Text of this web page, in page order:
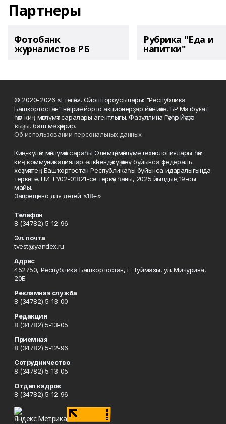
Партнеры
Фотобанк
журналистов РБ
Рубрика "Еда и
напитки"
© 2020-2026 «Етегән». Ойоштороусылары: "Республика
Башкортостан" нәшриәт йорто акционерҙар йәмғиәте, БР Матбуғат
һәм киң мәғлүмәт саралары агентлығы. Фазуллина Гәүһәр Йәүҙәт
ҡыҙы, баш мөхәррир.
Об использовании персональных данных
Киң-күләм мәғлүмәт сараһы Элемтә, мәғлүмәт технологиялары һәм
киң коммуникациялар өлкәһендә күҙәтеү буйынса федераль
хеҙмәттең Башҡортостан Республикаһы буйынса идаралығында
теркәлгән, ПИ ТУ02-01821-се теркәү һаны, 2025 йылдың 19-сы
майы.
Запрещено для детей «18+»
Телефон
8 (34782) 5-12-96
Эл. почта
tvest@yandex.ru
Адрес
452750, Республика Башкортостан, г. Туймазы, ул. Мичурина,
20Б
Рекламная служба
8 (34782) 5-13-00
Редакция
8 (34782) 5-13-05
Приемная
8 (34782) 5-12-96
Сотрудничество
8 (34782) 5-13-05
Отдел кадров
8 (34782) 5-12-96